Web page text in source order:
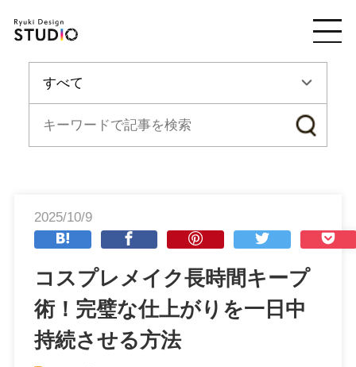
2025/10/9
コスプレメイク長時間キープ
術！完璧な仕上がりを一日中
持続させる方法